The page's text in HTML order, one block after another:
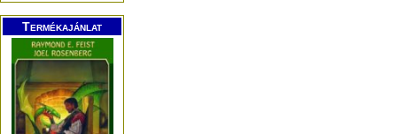
Termékajánlat